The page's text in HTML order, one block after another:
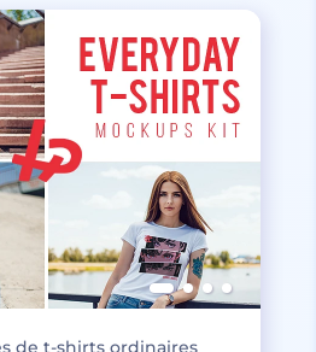
de t-shirts ordinaires